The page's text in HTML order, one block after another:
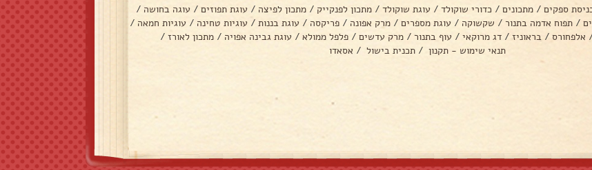
ספקים / מתכונים / כדורי שוקולד / עוגת שוקולד / מתכון לפנקייק / מתכון לפיצה / עוגת תפוזים / עוגה בחושה /
/ תפוח אדמה בתנור / שקשוקה / עוגת מספרים / מרק אפונה / פריקסה / עוגת בננות / עוגיות טחינה / עוגיות חמאה /
אלפחורס / בראוניז / דג מרוקאי / עוף בתנור / מרק עדשים / פלפל ממולא / עוגת גבינה אפויה / מתכון לאורז /
תנאי שימוש - תקנון / תכנית בישול / אסאדו